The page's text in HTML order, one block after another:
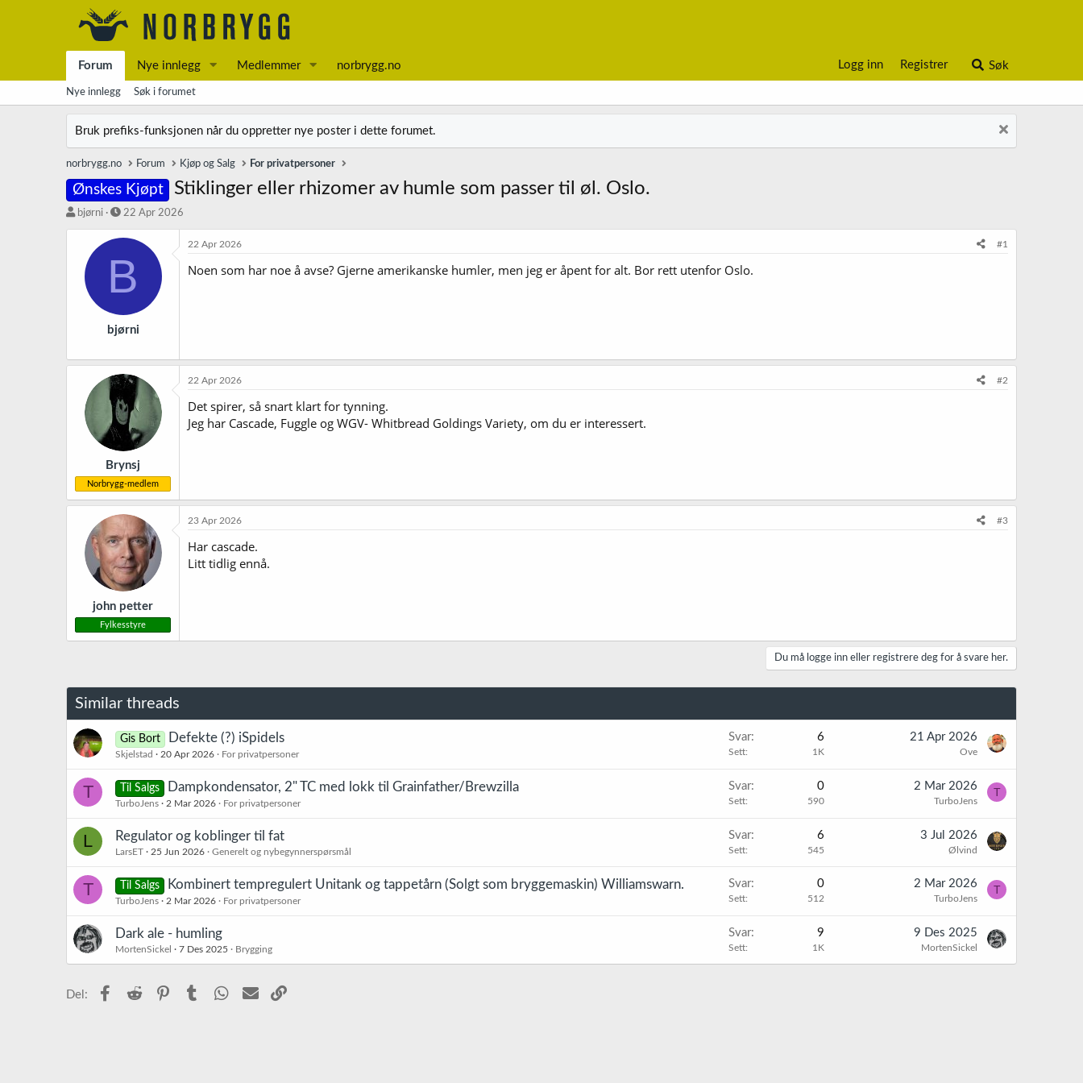
Forum Nye innlegg Medlemmer norbrygg.no Logg inn Registrer Søk
Nye innlegg Søk i forumet
Bruk prefiks-funksjonen når du oppretter nye poster i dette forumet.
norbrygg.no Forum Kjøp og Salg For privatpersoner
Ønskes Kjøpt Stiklinger eller rhizomer av humle som passer til øl. Oslo.
T
r
bjørni
S
a
t
o
22 Apr 2026
B
bjørni
22 Apr 2026 #1
Noen som har noe å avse? Gjerne amerikanske humler, men jeg er åpent for alt. Bor rett utenfor Oslo.
Brynsj
Norbrygg-medlem
22 Apr 2026 #2
Det spirer, så snart klart for tynning.
Jeg har Cascade, Fuggle og WGV- Whitbread Goldings Variety, om du er interessert.
john petter
Fylkesstyre
23 Apr 2026 #3
Har cascade.
Litt tidlig ennå.
Du må logge inn eller registrere deg for å svare her.
Similar threads
Gis Bort Defekte (?) iSpidels
Skjelstad 20 Apr 2026 For privatpersoner
Svar 6
Sett 1K
21 Apr 2026
Ove
T Til Salgs Dampkondensator, 2" TC med lokk til Grainfather/Brewzilla
TurboJens 2 Mar 2026 For privatpersoner
Svar 0
Sett 590
2 Mar 2026
TurboJens
T
L Regulator og koblinger til fat
LarsET 25 Jun 2026 Generelt og nybegynnerspørsmål
Svar 6
Sett 545
3 Jul 2026
Ølvind
T Til Salgs Kombinert tempregulert Unitank og tappetårn (Solgt som bryggemaskin) Williamswarn.
TurboJens 2 Mar 2026 For privatpersoner
Svar 0
Sett 512
2 Mar 2026
TurboJens
T
Dark ale - humling
MortenSickel 7 Des 2025 Brygging
Svar 9
Sett 1K
9 Des 2025
MortenSickel
Del: Facebook
Reddit PinterestTumblr WhatsApp
E-post